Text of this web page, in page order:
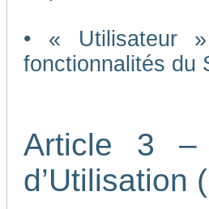
• « Utilisateur
fonctionnalités du
Article 3 –
d’Utilisation